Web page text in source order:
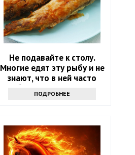
Не подавайте к столу.
Многие едят эту рыбу и не
знают, что в ней часто
бывают паразиты
ПОДРОБНЕЕ